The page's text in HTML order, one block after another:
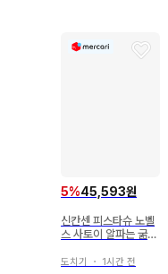
5%45,593원
신칸센 피스타슈 노벨
스 사토이 알파는 굶어
하
도치기 ・ 1시간 전